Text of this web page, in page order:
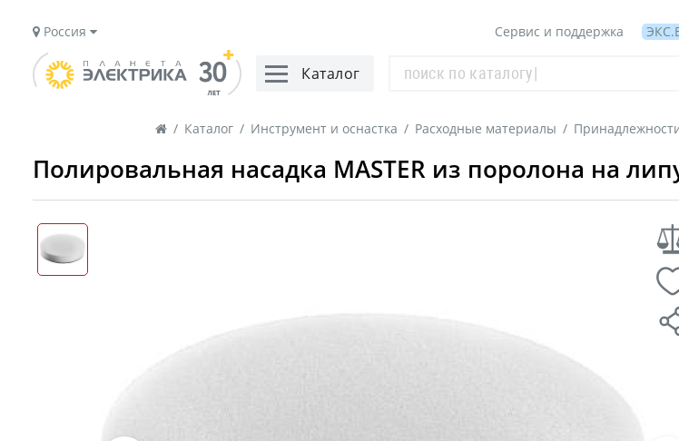
Россия Сервис и поддержка
Каталог
/ Каталог / Инструмент и оснастка / Расходные материалы /
Полировальная насадка MASTER из поролона на